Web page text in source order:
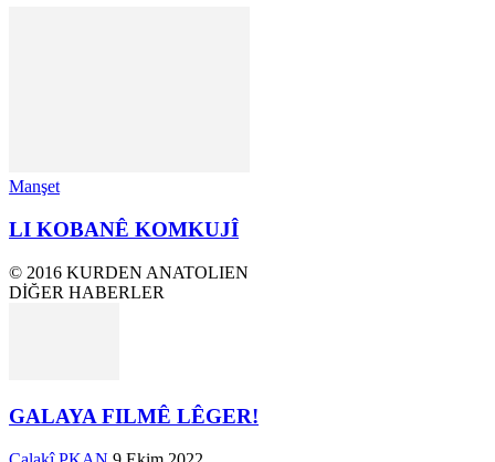
Manşet
LI KOBANÊ KOMKUJÎ
© 2016 KURDEN ANATOLIEN
DİĞER HABERLER
GALAYA FILMÊ LÊGER!